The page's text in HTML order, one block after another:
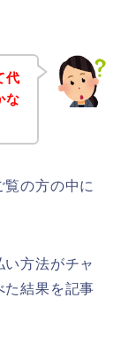
代
な
の方の中に
方法がチャ
た結果を記事